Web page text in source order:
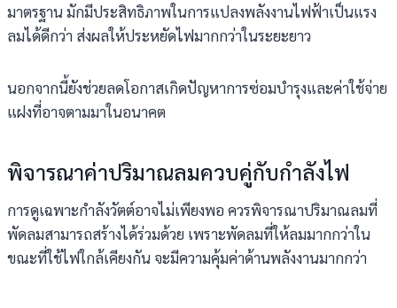
มาตรฐาน มักมีประสิทธิภาพในการแปลงพลังงานไฟฟ้าเป็นแรง
ลมได้ดีกว่า ส่งผลให้ประหยัดไฟมากกว่าในระยะยาว
นอกจากนี้ยังช่วยลดโอกาสเกิดปัญหาการซ่อมบำรุงและค่าใช้จ่าย
แฝงที่อาจตามมาในอนาคต
พิจารณาค่าปริมาณลมควบคู่กับกำลังไฟ
การดูเฉพาะกำลังวัตต์อาจไม่เพียงพอ ควรพิจารณาปริมาณลมที่
พัดลมสามารถสร้างได้ร่วมด้วย เพราะพัดลมที่ให้ลมมากกว่าใน
ขณะที่ใช้ไฟใกล้เคียงกัน จะมีความคุ้มค่าด้านพลังงานมากกว่า